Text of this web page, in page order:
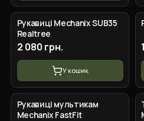
+5вар.
Рукавиці Mechanix SUB35
Realtree
2 080 грн.
У кошик
Рукавиці мультикам
Mechanix FastFit